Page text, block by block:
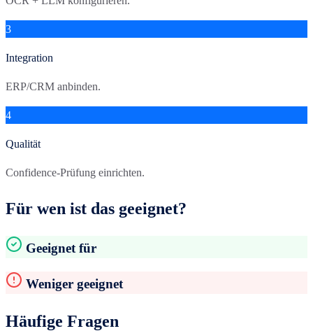
3
Integration
ERP/CRM anbinden.
4
Qualität
Confidence-Prüfung einrichten.
Für wen ist das geeignet?
Geeignet für
Weniger geeignet
Häufige Fragen